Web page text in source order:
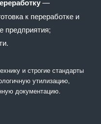
—
к переработке и
предприятия;
и строгие стандарты
утилизацию,
документацию.